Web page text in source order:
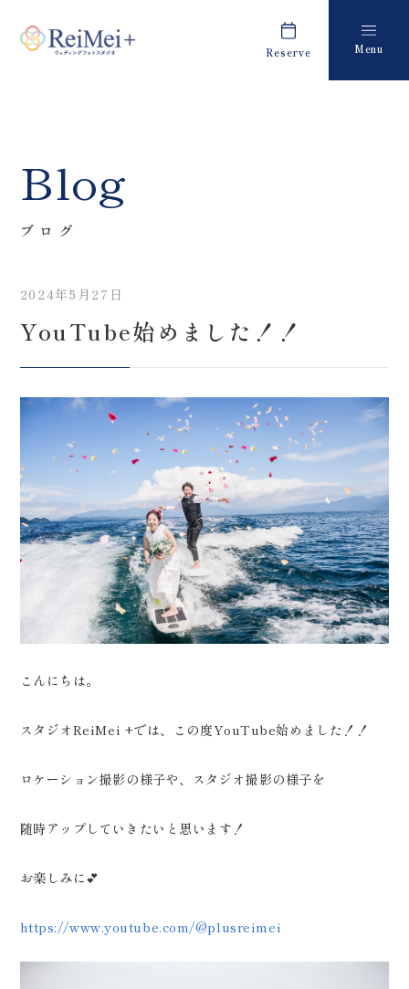
Reserve Menu
Tel. 0120-05-7536
来店のご予約
お問い合わせ
Costume
衣装
About us
Retouch
フォトレタッチ
Studio
スタジオ紹介
キャンペーン・お知らせ
Blog
ブログ
会社案内
プライバシーポリシー
Blog
ブログ
2024年5月27日
YouTube始めました！！
こんにちは。
スタジオReiMei +では、この度YouTube始めました！！
ロケーション撮影の様子や、スタジオ撮影の様子を
随時アップしていきたいと思います！
お楽しみに💕
https://www.youtube.com/@plusreimei